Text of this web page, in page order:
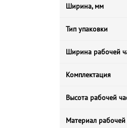
Ширина, мм
Тип упаковки
Ширина рабочей
Комплектация
Высота рабочей
Материал рабочей